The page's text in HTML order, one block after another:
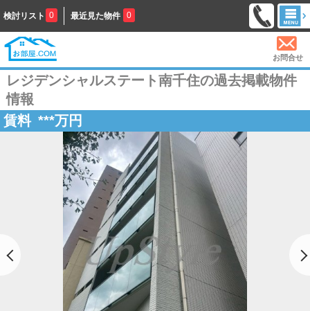
検討リスト 0 最近見た物件 0
お問合せ
レジデンシャルステート南千住の過去掲載物件
情報
賃料 ***万円